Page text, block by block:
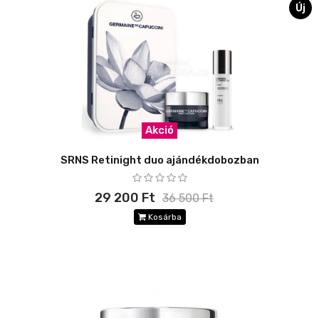
Új
Akció
SRNS Retinight duo ajándékdobozban
29 200 Ft 36 500 Ft
Kosárba